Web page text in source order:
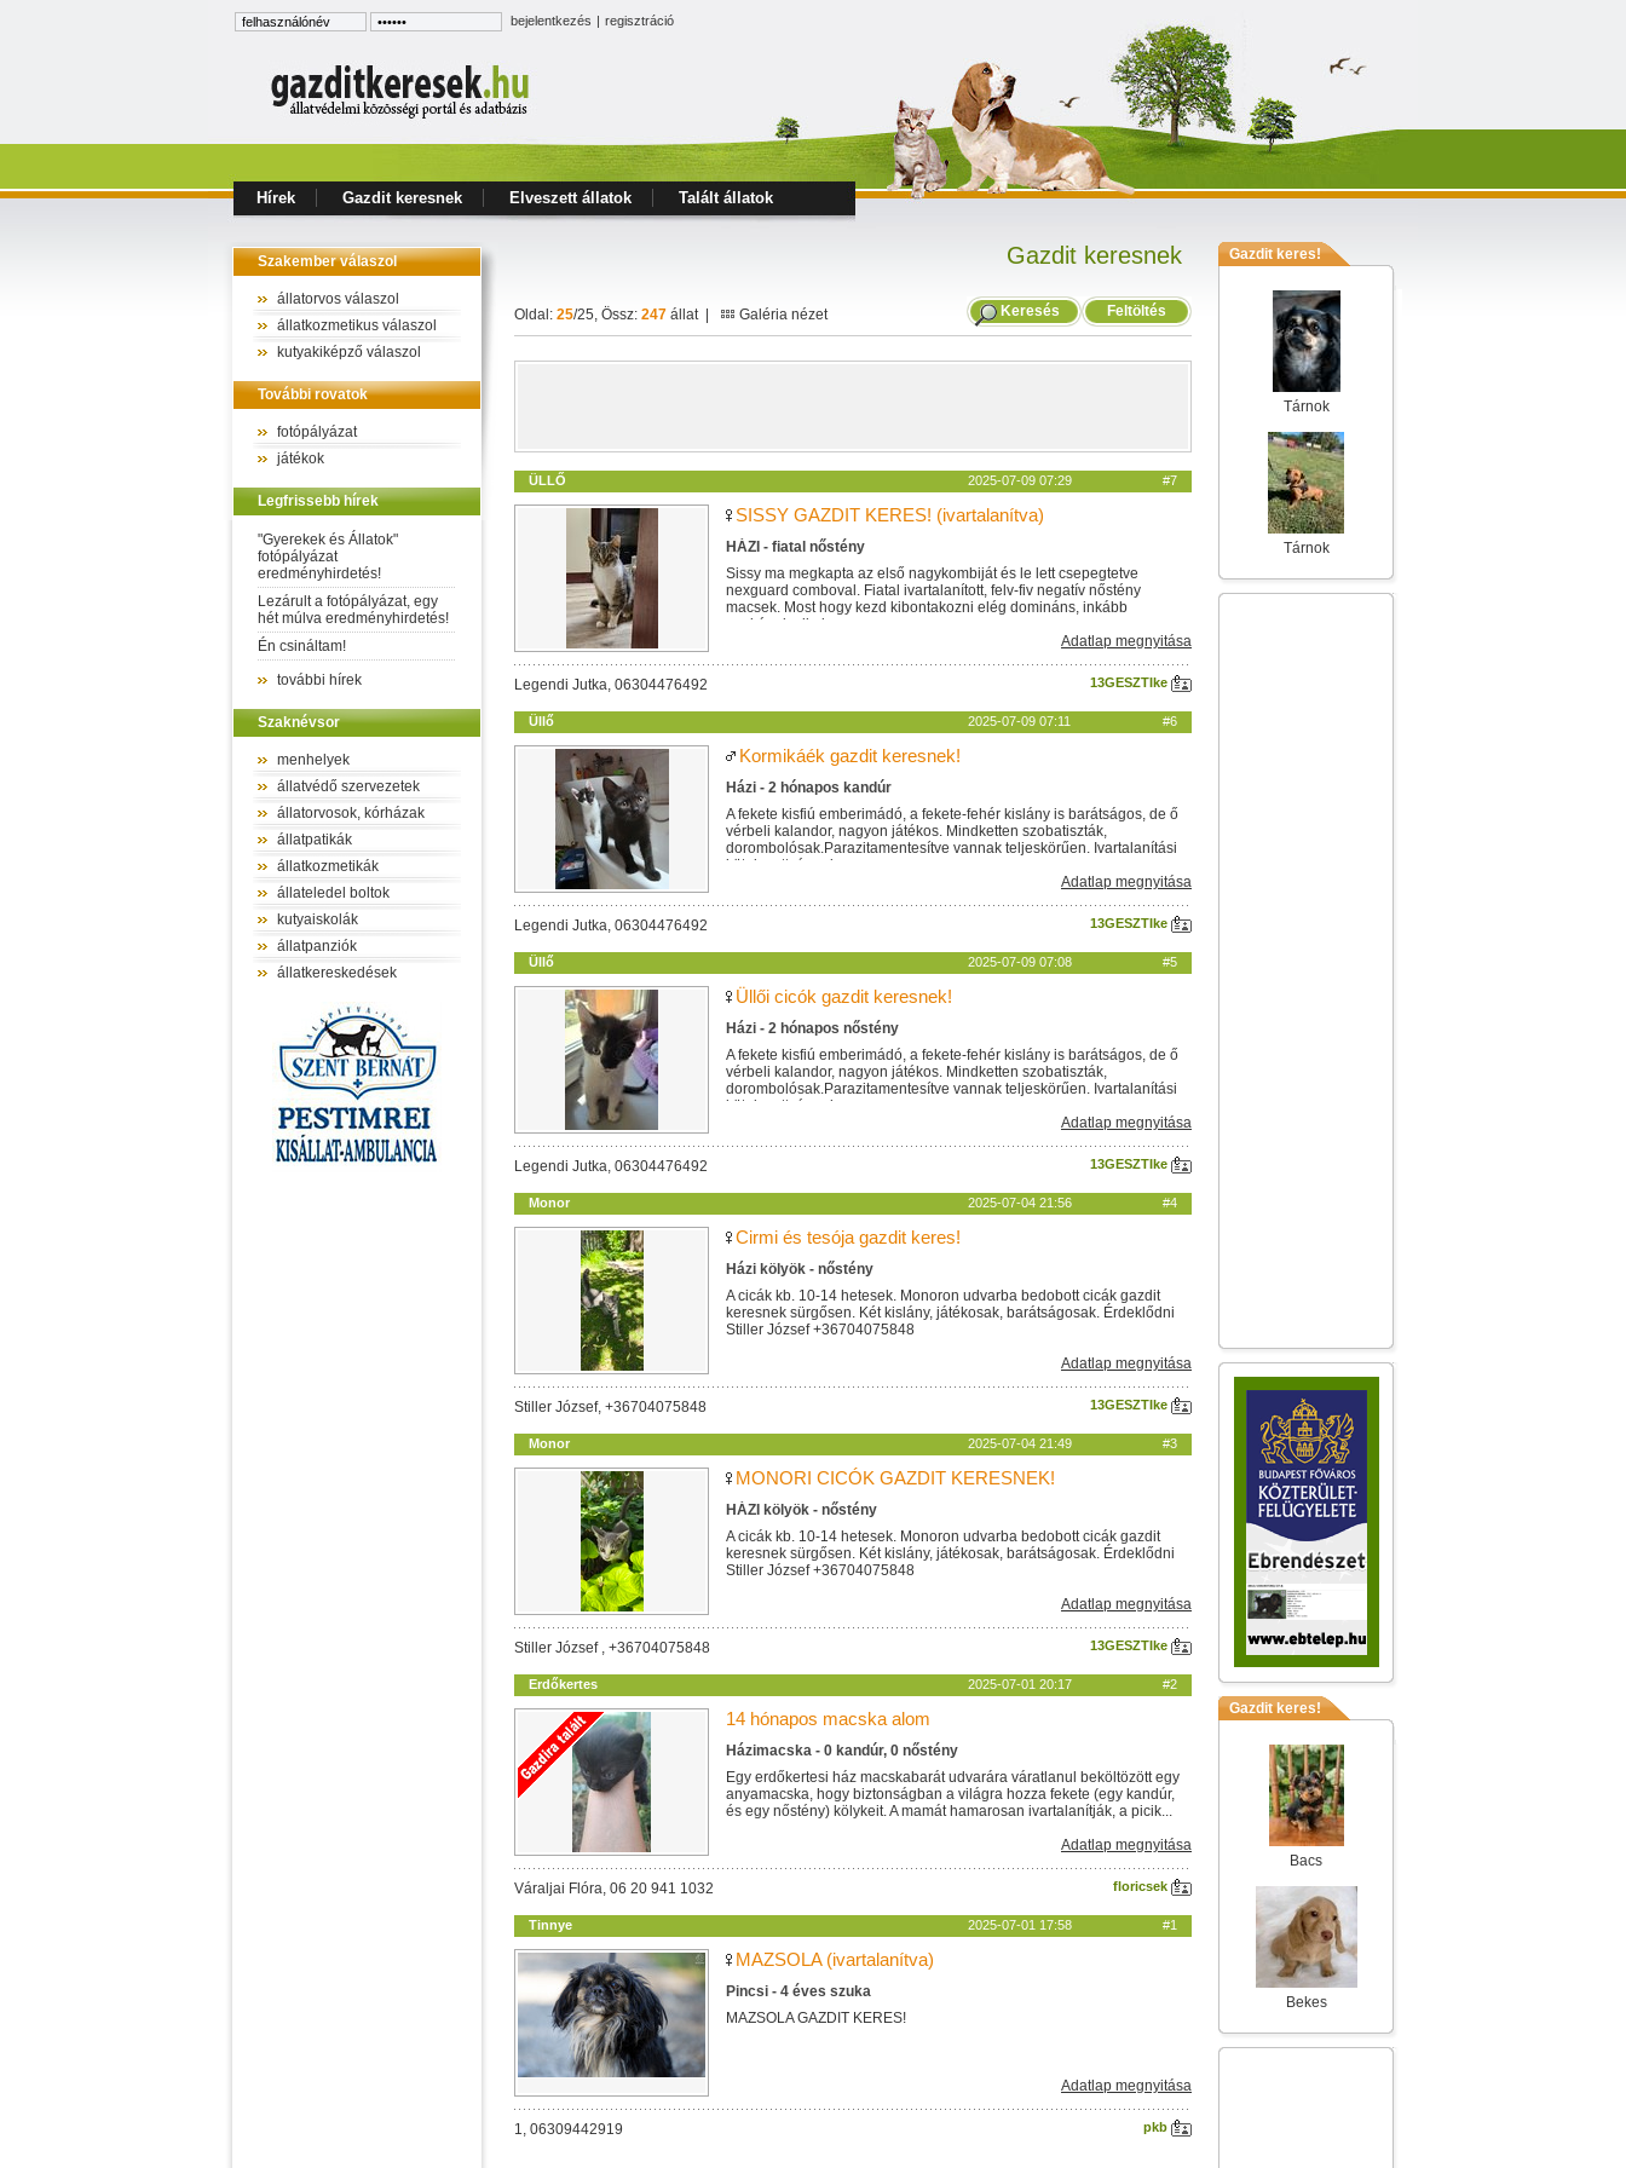
bejelentkezés | regisztráció
Hírek Gazdit keresnek Elveszett állatok Talált állatok
Szakember válaszol
állatorvos válaszol
állatkozmetikus válaszol
kutyakiképző válaszol
További rovatok
fotópályázat
játékok
Legfrissebb hírek
"Gyerekek és Állatok"
fotópályázat
eredményhirdetés!
Lezárult a fotópályázat, egy
hét múlva eredményhirdetés!
Én csináltam!
további hírek
Szaknévsor
menhelyek
állatvédő szervezetek
állatorvosok, kórházak
állatpatikák
állatkozmetikák
állateledel boltok
kutyaiskolák
állatpanziók
állatkereskedések
Gazdit keresnek
Oldal: 25/25, Össz: 247 állat | Galéria nézet Feltöltés
Keresés
ÜLLŐ 2025-07-09 07:29 #7
SISSY GAZDIT KERES! (ivartalanítva)
HÁZI - fiatal nőstény
Sissy ma megkapta az első nagykombiját és le lett csepegtetve
nexguard comboval. Fiatal ivartalanított, felv-fiv negatív nőstény
macsek. Most hogy kezd kibontakozni elég domináns, inkább
egykének alkalmas....
Adatlap megnyitása
Legendi Jutka, 06304476492 13GESZTIke
Üllő 2025-07-09 07:11 #6
Kormikáék gazdit keresnek!
Házi - 2 hónapos kandúr
A fekete kisfiú emberimádó, a fekete-fehér kislány is barátságos, de ő
vérbeli kalandor, nagyon játékos. Mindketten szobatiszták,
dorombolósak.Parazitamentesítve vannak teljeskörűen. Ivartalanítási
kötelezettséggel...
Adatlap megnyitása
Legendi Jutka, 06304476492 13GESZTIke
Üllő 2025-07-09 07:08 #5
Üllői cicók gazdit keresnek!
Házi - 2 hónapos nőstény
A fekete kisfiú emberimádó, a fekete-fehér kislány is barátságos, de ő
vérbeli kalandor, nagyon játékos. Mindketten szobatiszták,
dorombolósak.Parazitamentesítve vannak teljeskörűen. Ivartalanítási
kötelezettséggel...
Adatlap megnyitása
Legendi Jutka, 06304476492 13GESZTIke
Monor 2025-07-04 21:56 #4
Cirmi és tesója gazdit keres!
Házi kölyök - nőstény
A cicák kb. 10-14 hetesek. Monoron udvarba bedobott cicák gazdit
keresnek sürgősen. Két kislány, játékosak, barátságosak. Érdeklődni
Stiller József +36704075848
Adatlap megnyitása
Stiller József, +36704075848 13GESZTIke
Monor 2025-07-04 21:49 #3
MONORI CICÓK GAZDIT KERESNEK!
HÁZI kölyök - nőstény
A cicák kb. 10-14 hetesek. Monoron udvarba bedobott cicák gazdit
keresnek sürgősen. Két kislány, játékosak, barátságosak. Érdeklődni
Stiller József +36704075848
Adatlap megnyitása
Stiller József , +36704075848 13GESZTIke
Erdőkertes 2025-07-01 20:17 #2
14 hónapos macska alom
Házimacska - 0 kandúr, 0 nőstény
Egy erdőkertesi ház macskabarát udvarára váratlanul beköltözött egy
anyamacska, hogy biztonságban a világra hozza fekete (egy kandúr,
és egy nőstény) kölykeit. A mamát hamarosan ivartalanítják, a picik...
Adatlap megnyitása
Váraljai Flóra, 06 20 941 1032 floricsek
Tinnye 2025-07-01 17:58 #1
MAZSOLA (ivartalanítva)
Pincsi - 4 éves szuka
MAZSOLA GAZDIT KERES!
Adatlap megnyitása
1, 06309442919 pkb
Gazdit keres!
Tárnok
Tárnok
Gazdit keres!
Bacs
Bekes